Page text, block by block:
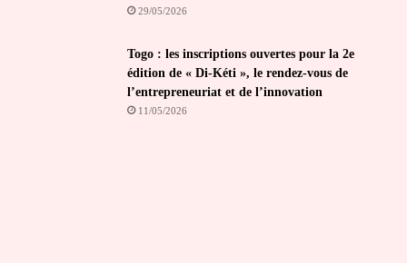
29/05/2026
Togo : les inscriptions ouvertes pour la 2e
édition de « Di-Kéti », le rendez-vous de
l’entrepreneuriat et de l’innovation
11/05/2026